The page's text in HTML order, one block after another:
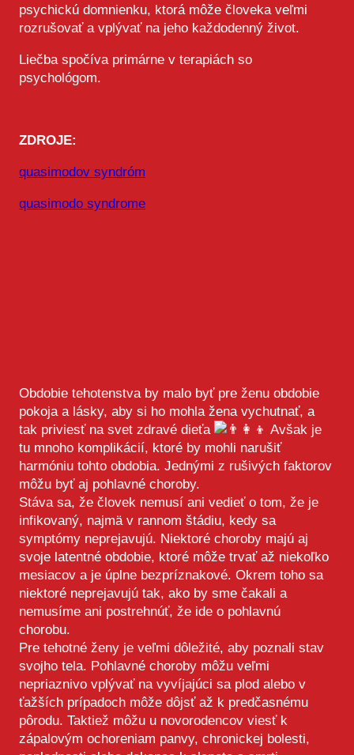
psychickú domnienku, ktorá môže človeka veľmi
rozrušovať a vplývať na jeho každodenný život.
Liečba spočíva primárne v terapiách so
psychológom.
ZDROJE:
quasimodov syndróm
quasimodo syndrome
Obdobie tehotenstva by malo byť pre ženu obdobie
pokoja a lásky, aby si ho mohla žena vychutnať, a
tak priviesť na svet zdravé dieťa
Avšak je
tu mnoho komplikácií, ktoré by mohli narušiť
harmóniu tohto obdobia. Jednými z rušivých faktorov
môžu byť aj pohlavné choroby.
Stáva sa, že človek nemusí ani vedieť o tom, že je
infikovaný, najmä v rannom štádiu, kedy sa
symptómy neprejavujú. Niektoré choroby majú aj
svoje latentné obdobie, ktoré môže trvať až niekoľko
mesiacov a je úplne bezpríznakové. Okrem toho sa
niektoré neprejavujú tak, ako by sme čakali a
nemusíme ani postrehnúť, že ide o pohlavnú
chorobu.
Pre tehotné ženy je veľmi dôležité, aby poznali stav
svojho tela. Pohlavné choroby môžu veľmi
nepriaznivo vplývať na vyvíjajúci sa plod alebo v
ťažších prípadoch môže dôjsť až k predčasnému
pôrodu. Taktiež môžu u novorodencov viesť k
zápalovým ochoreniam panvy, chronickej bolesti,